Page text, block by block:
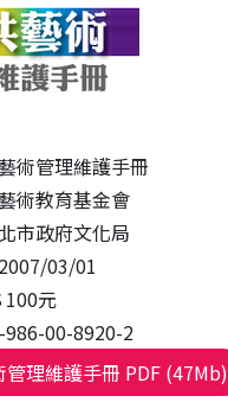
術管理維護手冊
術教育基金會
市政府文化局
03/01
100元
986-00-8920-2
管理維護手冊 PDF (47Mb)